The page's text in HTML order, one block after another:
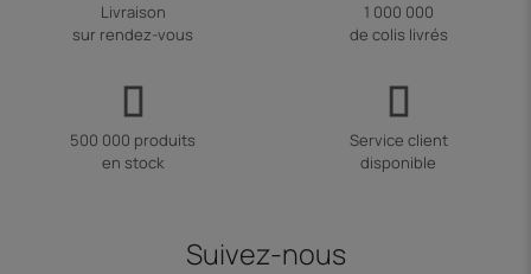
Livraison
sur rendez-vous
1 000 000
de colis livrés
500 000 produits
en stock
Service client
disponible
Suivez-nous